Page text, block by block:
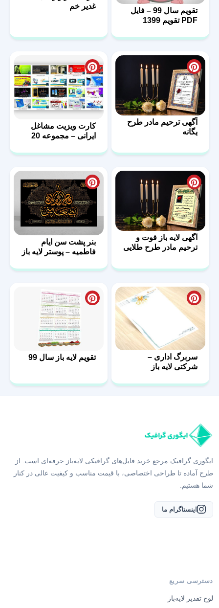
تقویم سال 99 – فایل
PDF تقویم 1399
غدیر خم
آگهی ترحیم مادر طرح
یگانه
کارت ویزیت مشاغل
ایرانی – مجموعه 20
دوم
آگهی لایه باز فوت و
ترحیم مادر طرح طلایی
بنر پشت سن ایام
فاطمیه – پوستر لایه باز
سربرگ اداری –
شرکتی لایه باز
تقویم لایه باز سال 99
ایگوری گرافیک مرجع خرید فایل‌های گرافیکی لایه‌باز حرفه‌ای است. از
طرح آماده تا طراحی اختصاصی، با قیمت مناسب و کیفیت عالی در کنار
شما هستیم.
اینستاگرام ما
دسترسی سریع
لوح تقدیر لایه‌باز